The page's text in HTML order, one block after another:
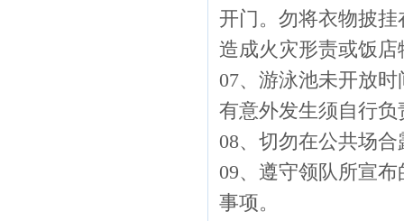
开门。勿将衣物披
造成火灾形责或饭
07、游泳池未开放
有意外发生须自行负
08、切勿在公共场
09、遵守领队所宣
事项。